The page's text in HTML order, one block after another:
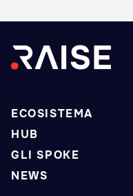
ECOSISTEMA
HUB
GLI SPOKE
NEWS